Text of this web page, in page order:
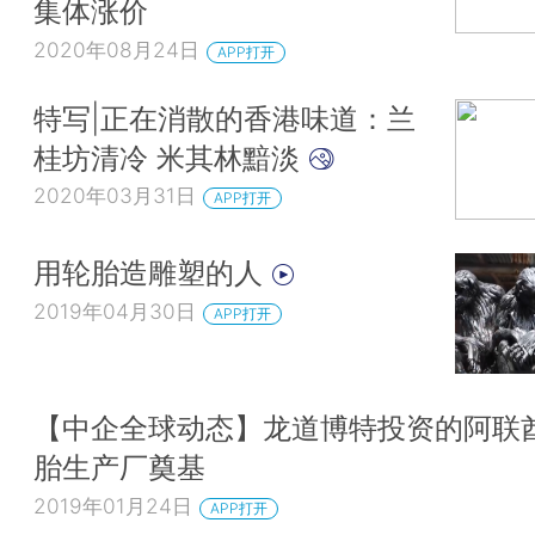
集体涨价
2020年08月24日 APP打开
特写|正在消散的香港味道：兰
桂坊清冷 米其林黯淡
2020年03月31日 APP打开
用轮胎造雕塑的人
2019年04月30日 APP打开
【中企全球动态】龙道博特投资的阿联
胎生产厂奠基
2019年01月24日 APP打开